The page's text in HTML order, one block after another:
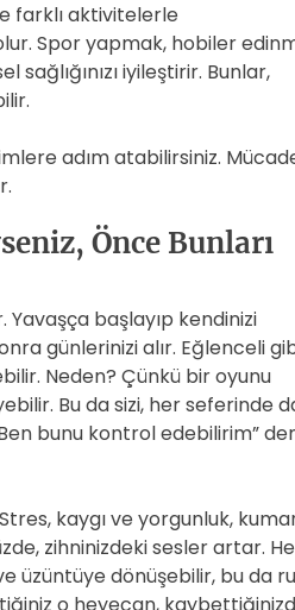
farklı aktivitelerle
Spor yapmak, hobiler
iyileştirir. Bunlar,
adım atabilirsiniz.
Önce Bunları
Yavaşça başlayıp kendinizi
günlerinizi alır. Eğlenceli
Neden? Çünkü bir oyunu
Bu da sizi, her seferinde
bunu kontrol edebilirim”
kaygı ve yorgunluk,
zihninizdeki sesler artar.
üzüntüye dönüşebilir, bu da